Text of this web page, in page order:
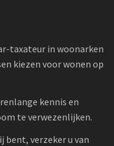
taxateur in woonarken
kiezen voor wonen op
kennis en
te verwezenlijken.
bent, verzeker u van